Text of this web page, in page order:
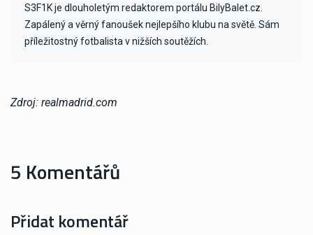
S3F1K je dlouholetým redaktorem portálu BilyBalet.cz.
Zapálený a věrný fanoušek nejlepšího klubu na světě. Sám
příležitostný fotbalista v nižších soutěžích.
Zdroj: realmadrid.com
5 Komentářů
Přidat komentář